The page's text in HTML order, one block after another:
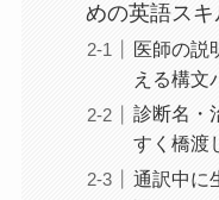
めの英語ス
医師の説
える構文
診断名・
すく橋渡
通訳中に